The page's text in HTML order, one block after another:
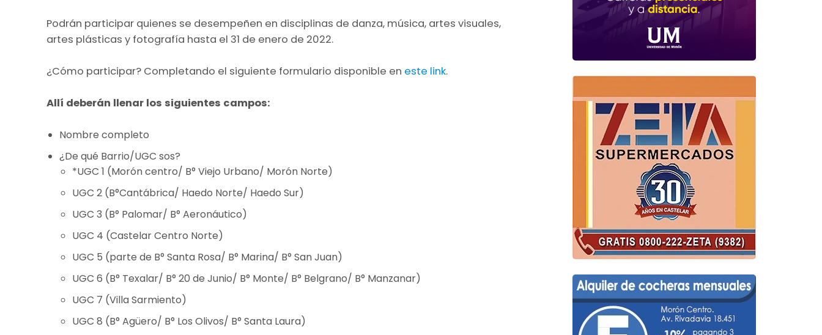
Podrán participar quienes se desempeñen en disciplinas de danza, música, artes visuales,
artes plásticas y fotografía hasta el 31 de enero de 2022.
¿Cómo participar? Completando el siguiente formulario disponible en este link.
Allí deberán llenar los siguientes campos:
Nombre completo
¿De qué Barrio/UGC sos?
*UGC 1 (Morón centro/ B° Viejo Urbano/ Morón Norte)
UGC 2 (B°Cantábrica/ Haedo Norte/ Haedo Sur)
UGC 3 (B° Palomar/ B° Aeronáutico)
UGC 4 (Castelar Centro Norte)
UGC 5 (parte de B° Santa Rosa/ B° Marina/ B° San Juan)
UGC 6 (B° Texalar/ B° 20 de Junio/ B° Monte/ B° Belgrano/ B° Manzanar)
UGC 7 (Villa Sarmiento)
UGC 8 (B° Agüero/ B° Los Olivos/ B° Santa Laura)